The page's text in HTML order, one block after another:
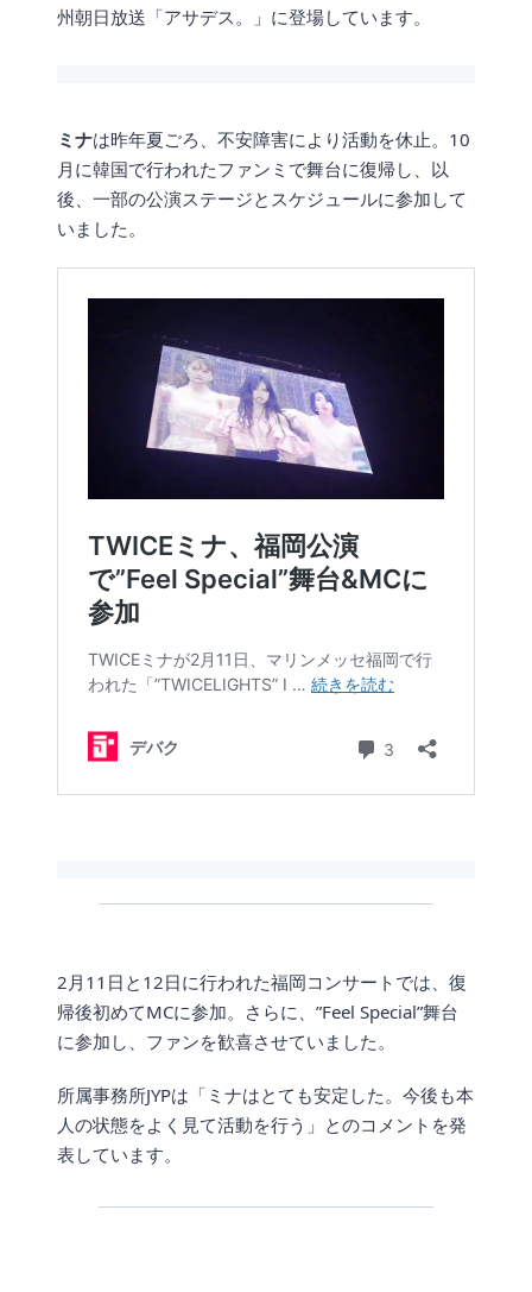
州朝日放送「アサデス。」に登場しています。
ミナは昨年夏ごろ、不安障害により活動を休止。10
月に韓国で行われたファンミで舞台に復帰し、以
後、一部の公演ステージとスケジュールに参加して
いました。
2月11日と12日に行われた福岡コンサートでは、復
帰後初めてMCに参加。さらに、”Feel Special”舞台
に参加し、ファンを歓喜させていました。
所属事務所JYPは「ミナはとても安定した。今後も本
人の状態をよく見て活動を行う」とのコメントを発
表しています。